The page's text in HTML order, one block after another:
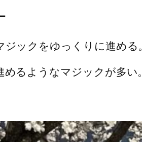
ックをゆっくりに進める。
るようなマジックが多い。